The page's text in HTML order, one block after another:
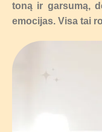
toną ir garsumą,
emocijas. Visa tai